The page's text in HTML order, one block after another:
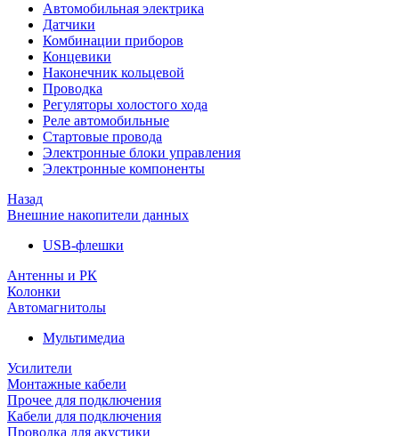
Автомобильная электрика
Датчики
Комбинации приборов
Концевики
Наконечник кольцевой
Проводка
Регуляторы холостого хода
Реле автомобильные
Стартовые провода
Электронные блоки управления
Электронные компоненты
Назад
Внешние накопители данных
USB-флешки
Антенны и РК
Колонки
Автомагнитолы
Мультимедиа
Усилители
Монтажные кабели
Прочее для подключения
Кабели для подключения
Проводка для акустики